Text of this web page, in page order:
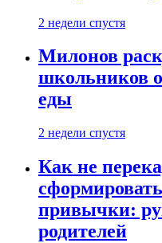
2 недели спустя
Милонов
школьников
еды
2 недели спустя
Как не
привычки:
родителей